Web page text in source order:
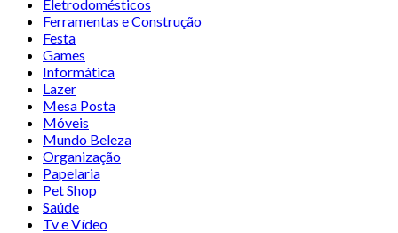
Eletrodomésticos
Ferramentas e Construção
Festa
Games
Informática
Lazer
Mesa Posta
Móveis
Mundo Beleza
Organização
Papelaria
Pet Shop
Saúde
Tv e Vídeo